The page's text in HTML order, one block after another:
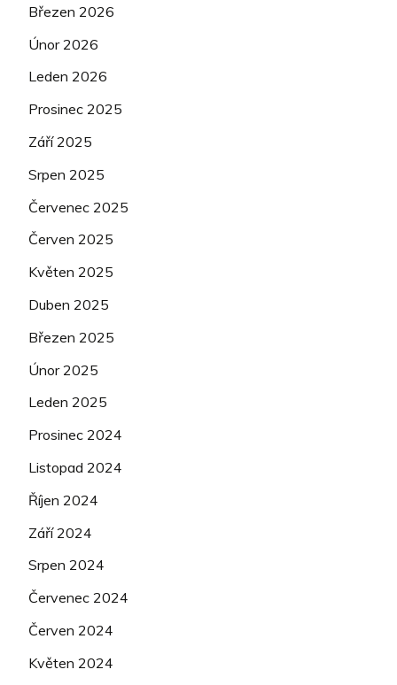
Březen 2026
Únor 2026
Leden 2026
Prosinec 2025
Září 2025
Srpen 2025
Červenec 2025
Červen 2025
Květen 2025
Duben 2025
Březen 2025
Únor 2025
Leden 2025
Prosinec 2024
Listopad 2024
Říjen 2024
Září 2024
Srpen 2024
Červenec 2024
Červen 2024
Květen 2024